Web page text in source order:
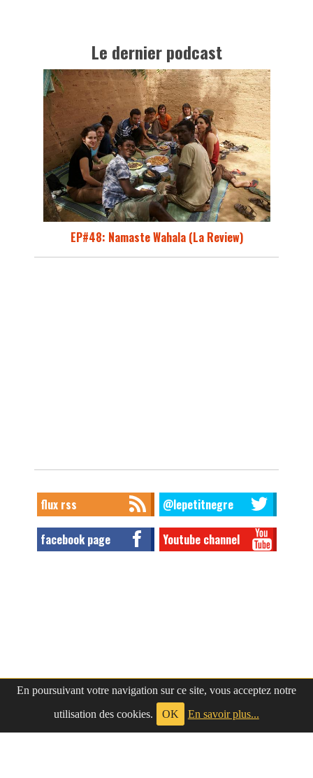
En poursuivant votre navigation sur ce site, vous acceptez notre
utilisation des cookies.
OK En savoir plus...
Le dernier podcast
EP#48: Namaste Wahala (La Review)
flux rss @lepetitnegre
facebook page Youtube channel